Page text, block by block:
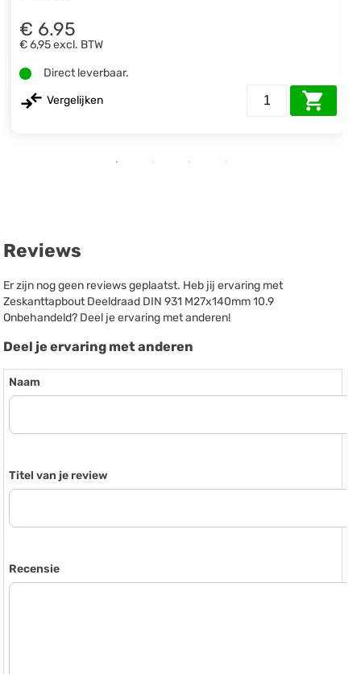
€ 6.95
€ 6,95excl. BTW
Direct leverbaar.
Vergelijken
Reviews
Er zijn nog geen reviews geplaatst. Heb jij ervaring met
Zeskanttapbout Deeldraad DIN 931 M27x140mm 10.9
Onbehandeld? Deel je ervaring met anderen!
Deel je ervaring met anderen
Naam
Titel van je review
Recensie